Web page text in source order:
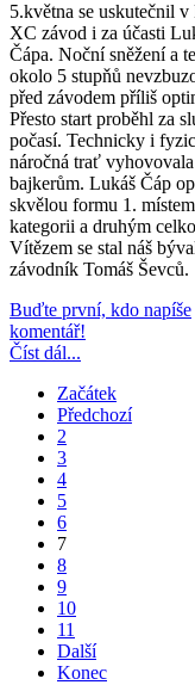
5.května se uskutečnil v
XC závod i za účasti
Čápa. Noční sněžení a
okolo 5 stupňů
před závodem příliš
Přesto start proběhl za
počasí. Technicky i
náročná trať vyhovovala
bajkerům. Lukáš Čáp
skvělou formu 1.
kategorii a druhým
Vítězem se stal náš
závodník Tomáš Ševců.
Buďte první, kdo napíše
komentář!
Číst dál...
Začátek
Předchozí
2
3
4
5
6
7
8
9
10
11
Další
Konec